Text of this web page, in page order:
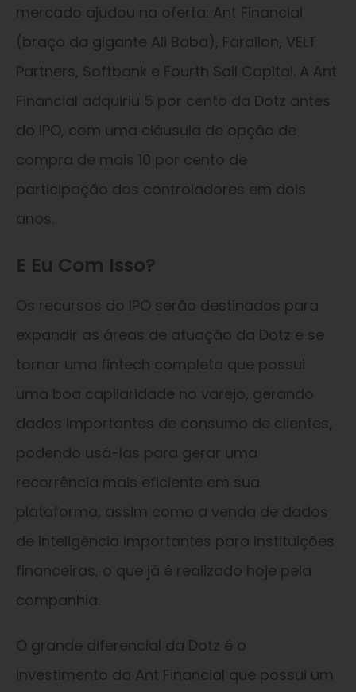
mercado ajudou na oferta: Ant Financial
(braço da gigante Ali Baba), Farallon, VELT
Partners, Softbank e Fourth Sail Capital. A Ant
Financial adquiriu 5 por cento da Dotz antes
do IPO, com uma cláusula de opção de
compra de mais 10 por cento de
participação dos controladores em dois
anos.
E Eu Com Isso?
Os recursos do IPO serão destinados para
expandir as áreas de atuação da Dotz e se
tornar uma fintech completa que possui
uma boa capilaridade no varejo, gerando
dados importantes de consumo de clientes,
podendo usá-las para gerar uma
recorrência mais eficiente em sua
plataforma, assim como a venda de dados
de inteligência importantes para instituições
financeiras, o que já é realizado hoje pela
companhia.
O grande diferencial da Dotz é o
investimento da Ant Financial que possui um